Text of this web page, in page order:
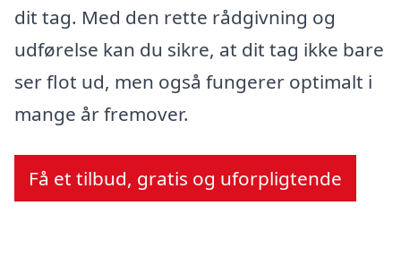
dit tag. Med den rette rådgivning og
udførelse kan du sikre, at dit tag ikke bare
ser flot ud, men også fungerer optimalt i
mange år fremover.
Få et tilbud, gratis og uforpligtende